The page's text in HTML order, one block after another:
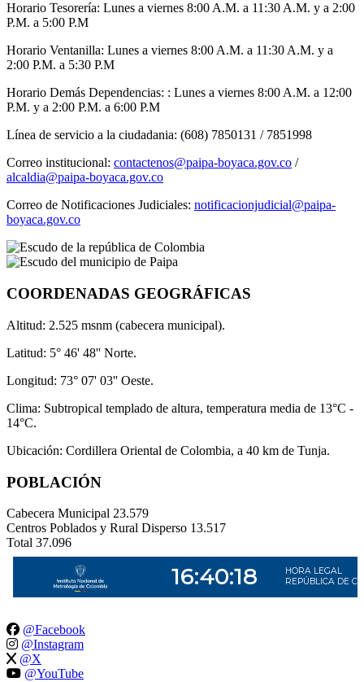
Horario Tesorería: Lunes a viernes 8:00 A.M. a 11:30 A.M. y a 2:00
P.M. a 5:00 P.M
Horario Ventanilla: Lunes a viernes 8:00 A.M. a 11:30 A.M. y a
2:00 P.M. a 5:30 P.M
Horario Demás Dependencias: : Lunes a viernes 8:00 A.M. a 12:00
P.M. y a 2:00 P.M. a 6:00 P.M
Línea de servicio a la ciudadania: (608) 7850131 / 7851998
Correo institucional: contactenos@paipa-boyaca.gov.co /
alcaldia@paipa-boyaca.gov.co
Correo de Notificaciones Judiciales: notificacionjudicial@paipa-
boyaca.gov.co
COORDENADAS GEOGRÁFICAS
Altitud: 2.525 msnm (cabecera municipal).
Latitud: 5° 46' 48'' Norte.
Longitud: 73° 07' 03'' Oeste.
Clima: Subtropical templado de altura, temperatura media de 13°C -
14°C.
Ubicación: Cordillera Oriental de Colombia, a 40 km de Tunja.
POBLACIÓN
Cabecera Municipal 23.579
Centros Poblados y Rural Disperso 13.517
Total 37.096
@Facebook
@Instagram
@X
@YouTube